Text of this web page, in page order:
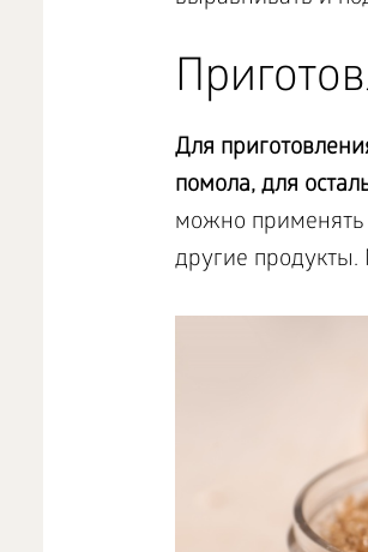
Для
помола, для
можно применять
другие